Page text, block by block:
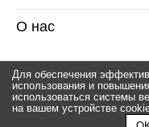
О нас
©
Для обеспечения
использования и
использоваться системы
на вашем устройстве